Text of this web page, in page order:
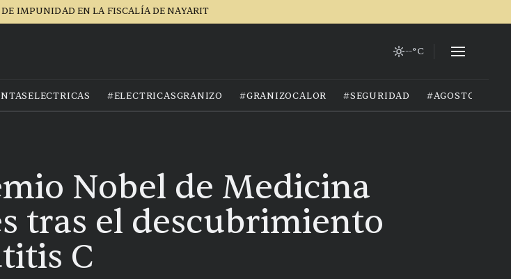
IMPUNIDAD EN LA FISCALÍA DE NAYARIT
--°C
#ELECTRICASGRANIZO #GRANIZOCALOR #SEGURIDAD #AGOSTO2026
Nobel de Medicina
tras el descubrimiento
C